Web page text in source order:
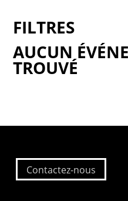
AUCUN
TROUVÉ
FILTRES
Contactez-nous